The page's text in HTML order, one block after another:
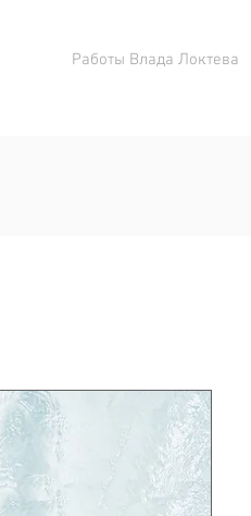
Работы Влада Локтева